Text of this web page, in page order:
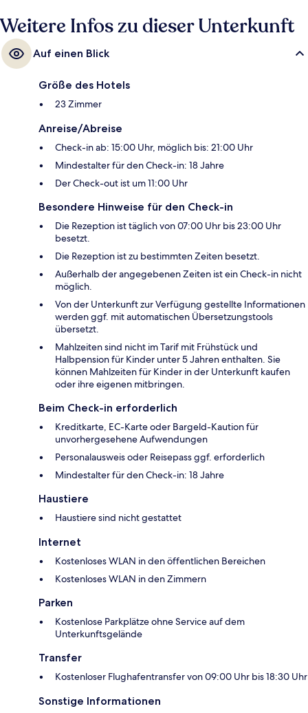
Weitere Infos zu dieser Unterkunft
Auf einen Blick
Größe des Hotels
23 Zimmer
Anreise/Abreise
Check-in ab: 15:00 Uhr, möglich bis: 21:00 Uhr
Mindestalter für den Check-in: 18 Jahre
Der Check-out ist um 11:00 Uhr
Besondere Hinweise für den Check-in
Die Rezeption ist täglich von 07:00 Uhr bis 23:00 Uhr
besetzt.
Die Rezeption ist zu bestimmten Zeiten besetzt.
Außerhalb der angegebenen Zeiten ist ein Check-in nicht
möglich.
Von der Unterkunft zur Verfügung gestellte Informationen
werden ggf. mit automatischen Übersetzungstools
übersetzt.
Mahlzeiten sind nicht im Tarif mit Frühstück und
Halbpension für Kinder unter 5 Jahren enthalten. Sie
können Mahlzeiten für Kinder in der Unterkunft kaufen
oder ihre eigenen mitbringen.
Beim Check-in erforderlich
Kreditkarte, EC-Karte oder Bargeld-Kaution für
unvorhergesehene Aufwendungen
Personalausweis oder Reisepass ggf. erforderlich
Mindestalter für den Check-in: 18 Jahre
Haustiere
Haustiere sind nicht gestattet
Internet
Kostenloses WLAN in den öffentlichen Bereichen
Kostenloses WLAN in den Zimmern
Parken
Kostenlose Parkplätze ohne Service auf dem
Unterkunftsgelände
Transfer
Kostenloser Flughafentransfer von 09:00 Uhr bis 18:30 Uhr
Sonstige Informationen